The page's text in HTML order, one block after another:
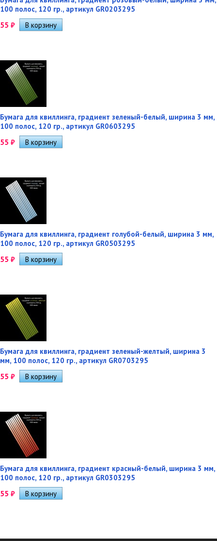
100 полос, 120 гр., артикул GR0203295
55 ₽
Бумага для квиллинга, градиент зеленый-белый, ширина 3 мм,
100 полос, 120 гр., артикул GR0603295
55 ₽
Бумага для квиллинга, градиент голубой-белый, ширина 3 мм,
100 полос, 120 гр., артикул GR0503295
55 ₽
Бумага для квиллинга, градиент зеленый-желтый, ширина 3
мм, 100 полос, 120 гр., артикул GR0703295
55 ₽
Бумага для квиллинга, градиент красный-белый, ширина 3 мм,
100 полос, 120 гр., артикул GR0303295
55 ₽